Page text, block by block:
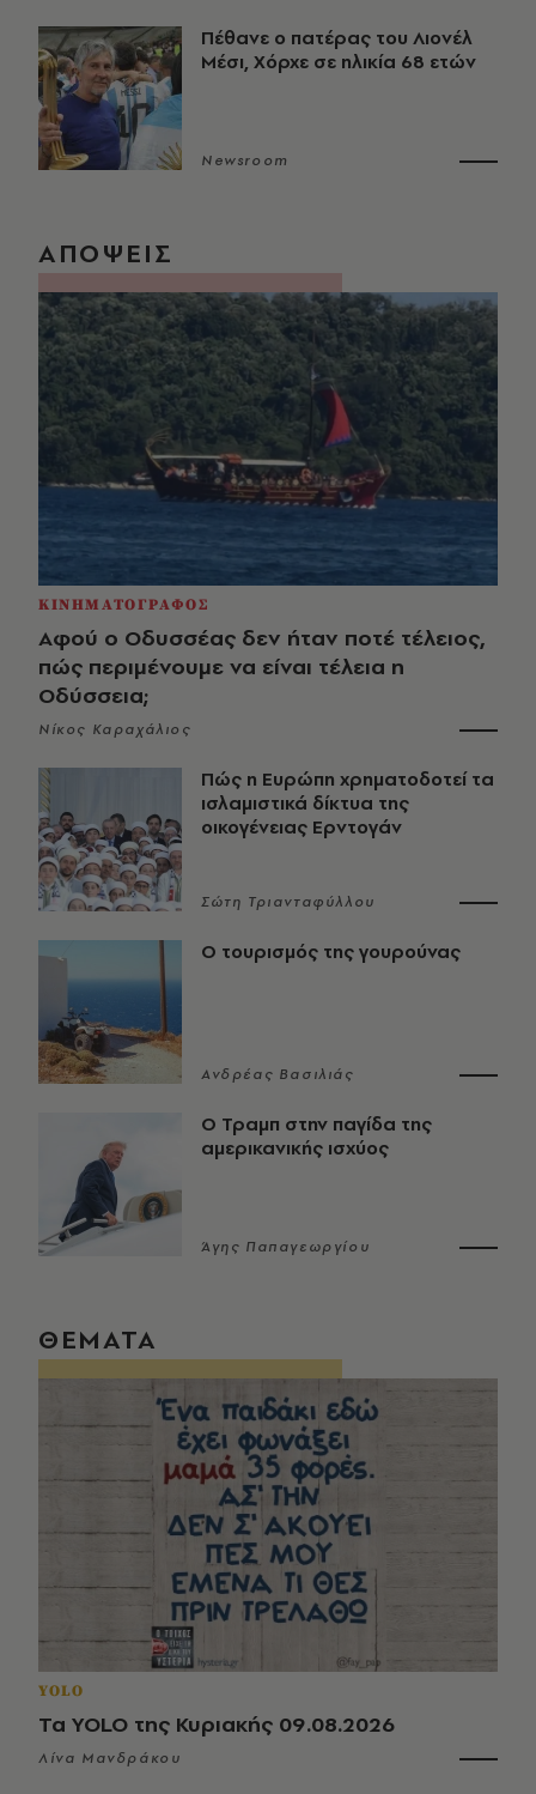
Πέθανε ο πατέρας του Λιονέλ
Μέσι, Χόρχε σε ηλικία 68 ετών
Newsroom
ΑΠΟΨΕΙΣ
ΚΙΝΗΜΑΤΟΓΡΑΦΟΣ
Αφού ο Οδυσσέας δεν ήταν ποτέ τέλειος,
πώς περιμένουμε να είναι τέλεια η
Οδύσσεια;
Νίκος Καραχάλιος
Πώς η Ευρώπη χρηματοδοτεί τα
ισλαμιστικά δίκτυα της
οικογένειας Ερντογάν
Σώτη Τριανταφύλλου
Ο τουρισμός της γουρούνας
Ανδρέας Βασιλιάς
Ο Τραμπ στην παγίδα της
αμερικανικής ισχύος
Άγης Παπαγεωργίου
ΘΕΜΑΤΑ
YOLO
Τα YOLO της Κυριακής 09.08.2026
Λίνα Μανδράκου